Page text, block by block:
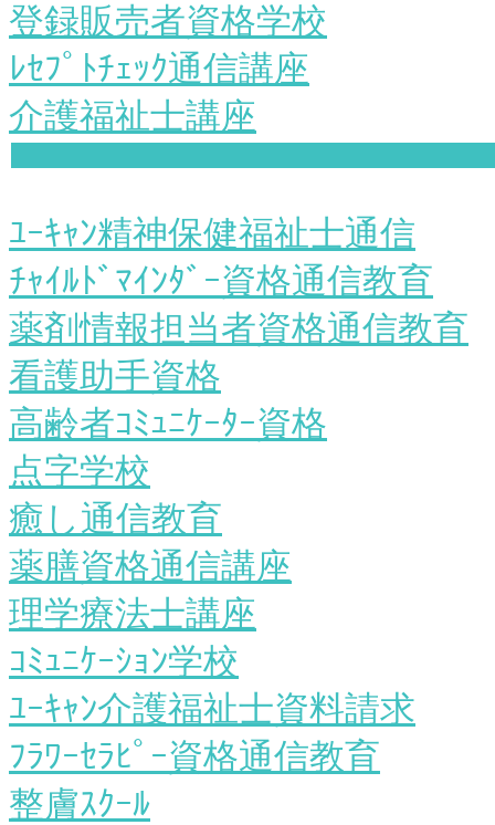
登録販売者資格学校
ﾚｾﾌﾟﾄﾁｪｯｸ通信講座
介護福祉士講座
ﾕｰｷｬﾝ精神保健福祉士通信
ﾁｬｲﾙﾄﾞﾏｲﾝﾀﾞｰ資格通信教育
薬剤情報担当者資格通信教育
看護助手資格
高齢者ｺﾐｭﾆｹｰﾀｰ資格
点字学校
癒し通信教育
薬膳資格通信講座
理学療法士講座
ｺﾐｭﾆｹｰｼｮﾝ学校
ﾕｰｷｬﾝ介護福祉士資料請求
ﾌﾗﾜｰｾﾗﾋﾟｰ資格通信教育
整膚ｽｸｰﾙ